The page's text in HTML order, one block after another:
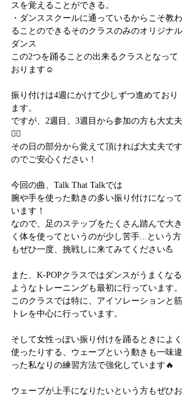
スを覚えることができる。
・ダンススクールに通っているからこそ教わ
ることのできるそのクラスのみのオリジナル
ダンス
この2つを踊ることの出来るクラスとなって
おります☺️
振り付けは4週にかけて少しずつ進めており
ます。
ですが、2週目、3週目から参加の方も大丈夫
🙆‍♀️
その日の部分から覚えて頂ければ大丈夫です
のでご安心ください！
今回の曲、Talk That Talkでは
腕や手を使った動きの多い振り付けになって
います！
なので、足のステップをたくさん踏んで大き
く体を使ってというのが少し苦手...という方
もぜひ一度、挑戦しに来てみてください💪
また、K-POPクラスではダンスがうまくなる
ようなトレーニングも最初に行っています。
このクラスでは特に、アイソレーションと筋
トレを中心に行っています。
そして女性っぽい振り付けを踊るときによく
使ったりする、ウェーブという動きも一味違
った私なりの練習方法で強化しています🔥
ウェーブが上手になりたいという方もぜひお